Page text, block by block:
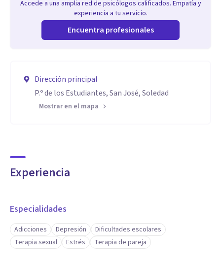
Accede a una amplia red de psicólogos calificados. Empatía y
experiencia a tu servicio.
Encuentra profesionales
Dirección principal
P.º de los Estudiantes, San José, Soledad
Mostrar en el mapa
Experiencia
Especialidades
Adicciones Depresión
Dificultades escolares
Terapia sexual
Estrés Terapia de pareja